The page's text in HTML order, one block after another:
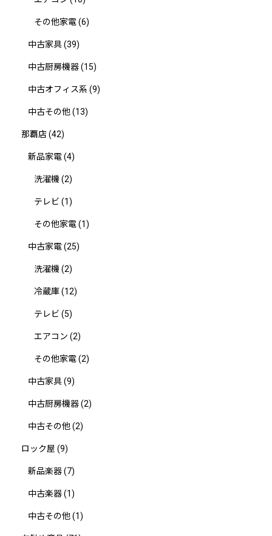
その他家電(6)
中古家具(39)
中古厨房機器(15)
中古オフィス系 (9)
中古その他(13)
那覇店(42)
新品家電(4)
洗濯機 (2)
テレビ (1)
その他家電(1)
中古家電(25)
洗濯機 (2)
冷蔵庫(12)
テレビ (5)
エアコン (2)
その他家電(2)
中古家具(9)
中古厨房機器(2)
中古その他(2)
ロック屋 (9)
新品楽器(7)
中古楽器(1)
中古その他(1)